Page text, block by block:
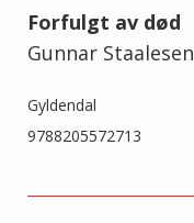
Forfulgt av død
Gunnar Staalesen
Gyldendal
9788205572713